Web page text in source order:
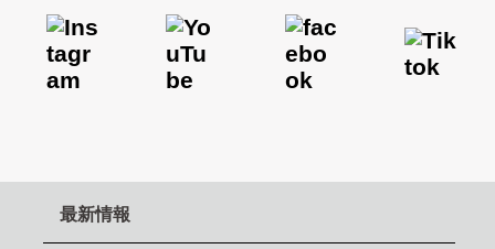
最新情報